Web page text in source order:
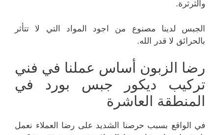
والثرثرة.
الجبس لدينا مصنوع من اجود المواد التي لا تتأثر
بالحرائق لا قدر الله.
رضا الزبون أساس عملنا في فني
تركيب ديكور جبس بورد في
المنطقة العاشرة
في الواقع بسبب حرصنا الشديد على رضا العملاء نعمل